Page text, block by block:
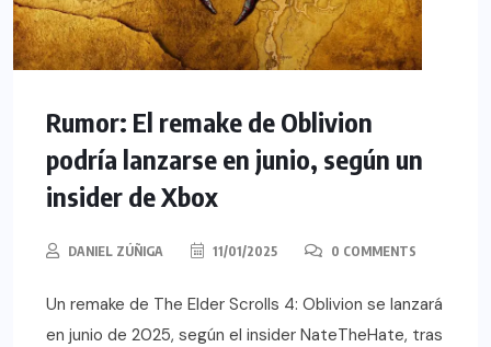
Rumor: El remake de Oblivion
podría lanzarse en junio, según un
insider de Xbox
DANIEL ZÚÑIGA 11/01/2025 0 COMMENTS
Un remake de The Elder Scrolls 4: Oblivion se lanzará
en junio de 2025, según el insider NateTheHate, tras